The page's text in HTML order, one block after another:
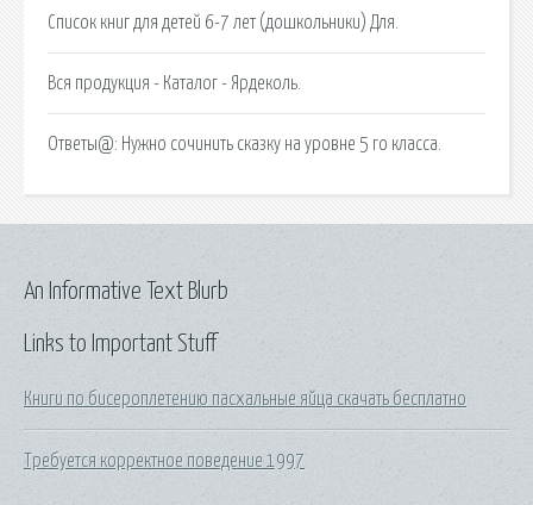
Список книг для детей 6-7 лет (дошкольники) Для.
Вся продукция - Каталог - Ярдеколь.
Ответы@: Нужно сочинить сказку на уровне 5 го класса.
Links to Important Stuff
Книги по бисероплетению пасхальные яйца скачать бесплатно
Требуется корректное поведение 1997
An Informative Text Blurb